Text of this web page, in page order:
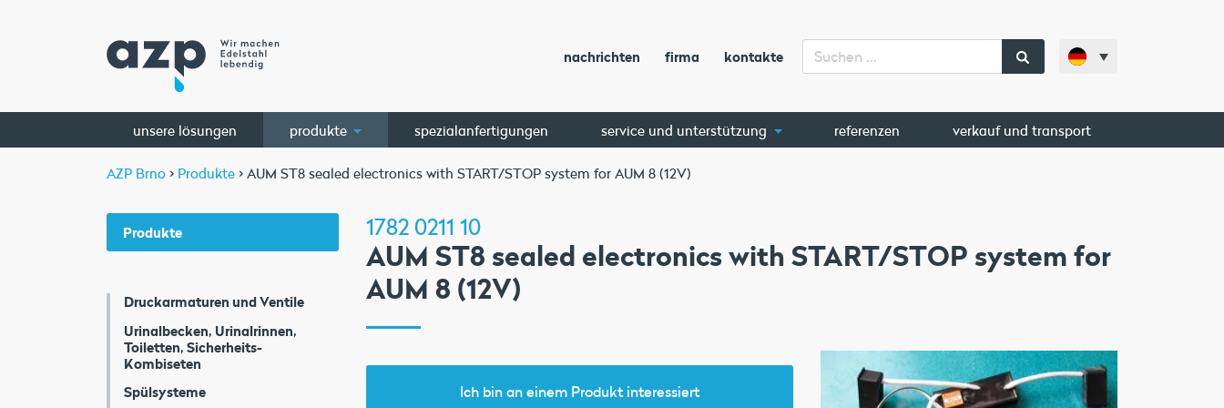
nachrichten firma kontakte
unsere lösungen produkte spezialanfertigungen service und unterstützung referenzen verkauf und transport
AZP Brno > Produkte > AUM ST8 sealed electronics with START/STOP system for AUM 8 (12V)
Produkte
Druckarmaturen und Ventile
Urinalbecken, Urinalrinnen,
Toiletten, Sicherheits-
Kombiseten
Spülsysteme
1782 0211 10
AUM ST8 sealed electronics with START/STOP system for
AUM 8 (12V)
Ich bin an einem Produkt interessiert